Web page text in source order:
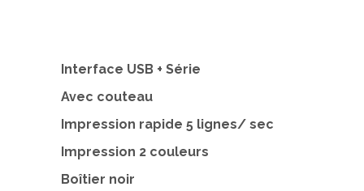
Interface USB + Série
Avec couteau
Impression rapide 5 lignes/ sec
Impression 2 couleurs
Boîtier noir